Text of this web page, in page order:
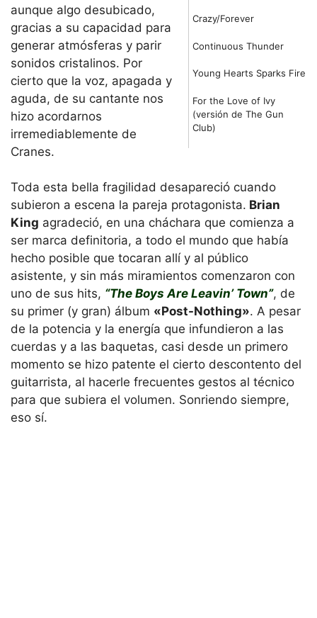
Crazy/Forever
Continuous Thunder
Young Hearts Sparks Fire
For the Love of Ivy
(versión de The Gun
Club)
aunque algo desubicado,
gracias a su capacidad para
generar atmósferas y parir
sonidos cristalinos. Por
cierto que la voz, apagada y
aguda, de su cantante nos
hizo acordarnos
irremediablemente de
Cranes.
Toda esta bella fragilidad desapareció cuando
subieron a escena la pareja protagonista. Brian
King agradeció, en una cháchara que comienza a
ser marca definitoria, a todo el mundo que había
hecho posible que tocaran allí y al público
asistente, y sin más miramientos comenzaron con
uno de sus hits, “The Boys Are Leavin’ Town”, de
su primer (y gran) álbum «Post-Nothing». A pesar
de la potencia y la energía que infundieron a las
cuerdas y a las baquetas, casi desde un primero
momento se hizo patente el cierto descontento del
guitarrista, al hacerle frecuentes gestos al técnico
para que subiera el volumen. Sonriendo siempre,
eso sí.